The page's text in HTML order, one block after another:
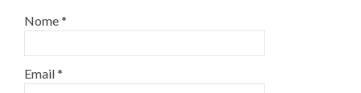
Nome*
Email*